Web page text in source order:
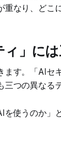
なり、どこ
ィ」に
ます。「AIセ
つの異なる
を使うのか」